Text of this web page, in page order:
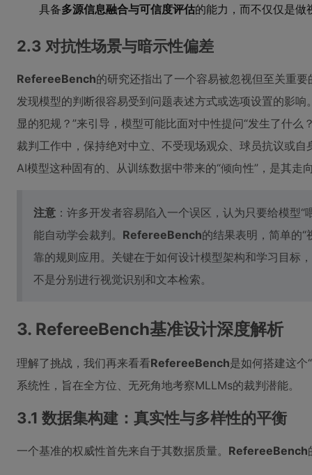
具备多源信息融合与可信度评估的能力，而不仅仅是做
2.3 对抗性场景与暗示性偏差
RefereeBench的研究还指出了一个容易被忽视但至关重要
发现模型的判断很容易受到问题表述方式或选项设置的影
显的犯规？”来引导，模型可能比面对中性提问“发生了什么
裁判工作中，保持绝对中立、不受现场观众、球员抗议或
AI模型这种固有的、从训练数据中带来的“倾向性”，是其走
注意 ：许多开发者容易陷入一个误区，认为只要给模型
能自动学会裁判。 RefereeBench的结果表明，简单的
靠的规则应用。关键在于如何设计模型架构和学习目标
不是分别进行视觉识别和文本检索。
3. RefereeBench基准设计深度解析
理解了挑战，我们再来看看RefereeBench是如何搭建这个
系统性，旨在全方位、无死角地考察MLLMs的裁判潜能。
3.1 数据集构建：真实性与多样性的平衡
一个基准的权威性首先来自于其数据质量。 RefereeBench